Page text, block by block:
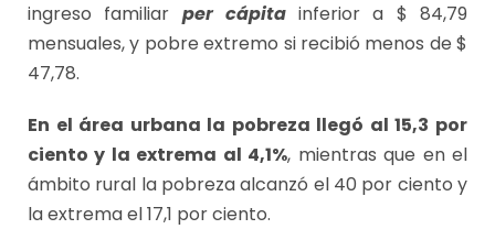
ingreso familiar per cápitainferior a $ 84,79
mensuales, y pobre extremo si recibió menos de $
47,78.
En el área urbana la pobreza llegó al 15,3 por
ciento y la extrema al 4,1%, mientras que en el
ámbito rural la pobreza alcanzó el 40 por ciento y
la extrema el 17,1 por ciento.